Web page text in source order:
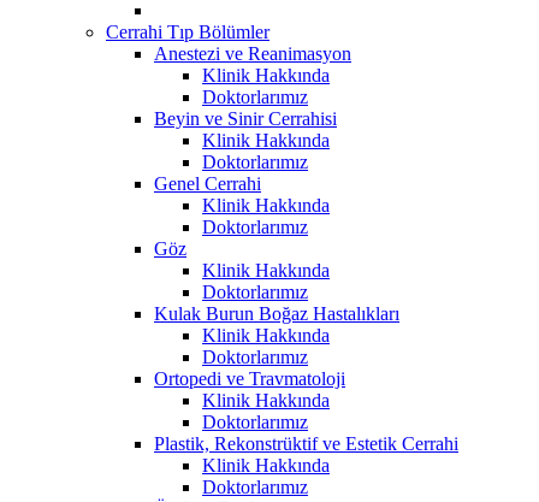
Cerrahi Tıp Bölümler
Anestezi ve Reanimasyon
Klinik Hakkında
Doktorlarımız
Beyin ve Sinir Cerrahisi
Klinik Hakkında
Doktorlarımız
Genel Cerrahi
Klinik Hakkında
Doktorlarımız
Göz
Klinik Hakkında
Doktorlarımız
Kulak Burun Boğaz Hastalıkları
Klinik Hakkında
Doktorlarımız
Ortopedi ve Travmatoloji
Klinik Hakkında
Doktorlarımız
Plastik, Rekonstrüktif ve Estetik Cerrahi
Klinik Hakkında
Doktorlarımız